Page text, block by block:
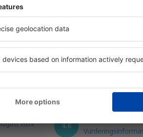
FLYPLASSEN
ENDRES OFTE
Denne vurderinger
2024 4.6